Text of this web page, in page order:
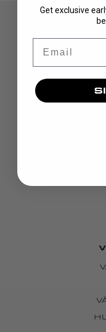
Get exclusive